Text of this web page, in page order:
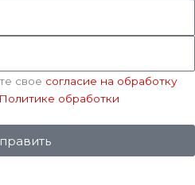
свое согласие на обработку
Политике обработки